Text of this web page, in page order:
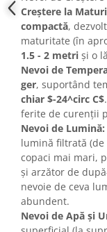
Creștere la
compactă,
maturitate (în
1.5 - 2 metri și o
Nevoi de
ger, suportând
chiar $-24^circ C$
ferite de curenții
Nevoi de Lumină:
lumină filtrată
copaci mai mari,
și arzător de
nevoie de ceva
abundent.
Nevoi de Apă și